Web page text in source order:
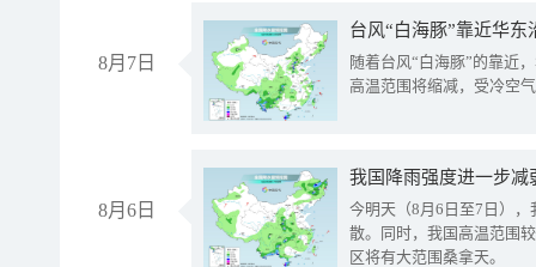
8月7日
台风“白海豚”靠近华
随着台风“白海豚”的靠近
高温范围将缩减，受冷空
8月6日
今明天（8月6日至7日）
散。同时，我国高温范围
区将有大范围桑拿天。